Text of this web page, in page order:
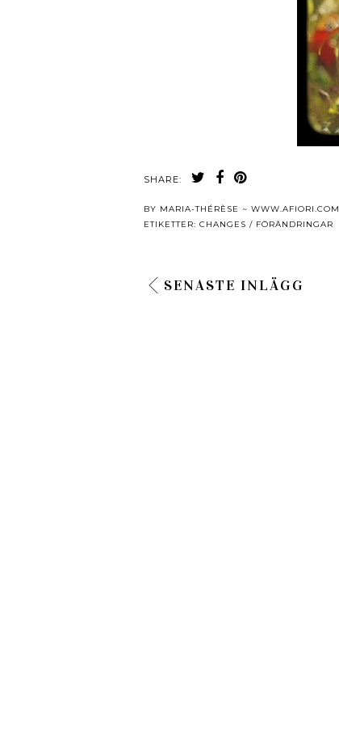
SHARE:
BY MARIA-THÉRÈSE ~ WWW.AFIORI.COM
ETIKETTER: CHANGES / FÖRÄNDRINGAR
SENASTE INLÄGG